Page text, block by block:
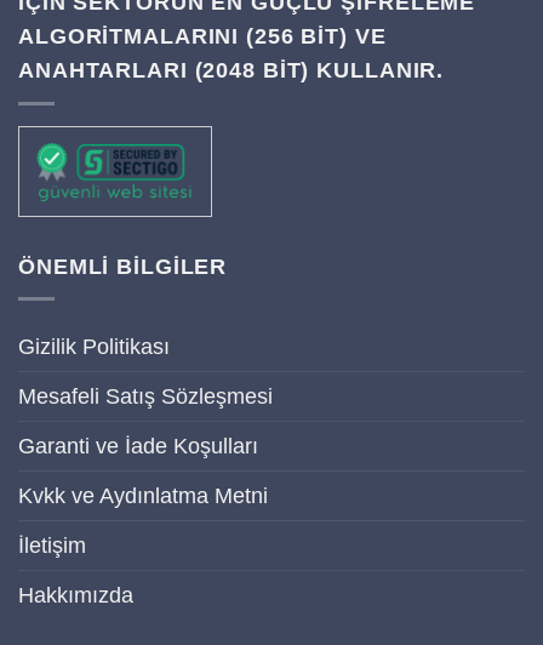
ALGORITMALARINI (256 BIT) VE
ANAHTARLARI (2048 BIT) KULLANIR.
ÖNEMLİ BİLGİLER
Gizilik Politikası
Mesafeli Satış Sözleşmesi
Garanti ve İade Koşulları
Kvkk ve Aydınlatma Metni
İletişim
Hakkımızda